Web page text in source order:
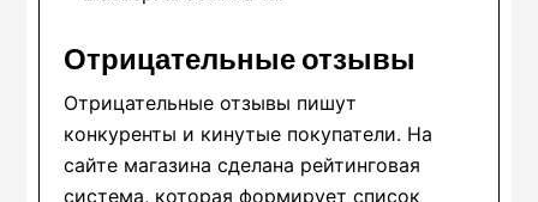
Отрицательные отзывы
Отрицательные отзывы пишут
конкуренты и кинутые покупатели. На
сайте магазина сделана рейтинговая
система, которая формирует список